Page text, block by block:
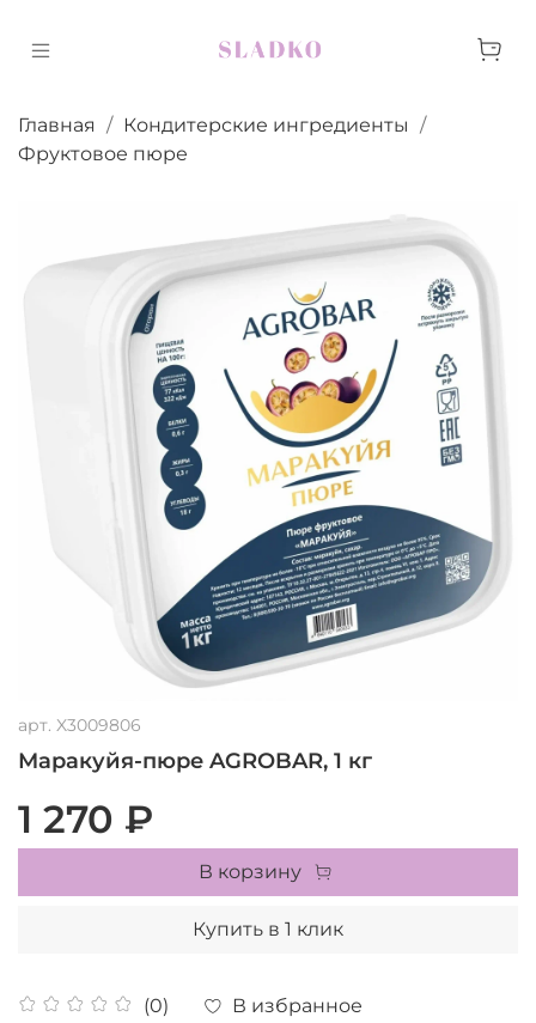
Главная
Кондитерские ингредиенты
Фруктовое пюре
арт. X3009806
Маракуйя-пюре AGROBAR, 1 кг
(0) В избранное
1 270 ₽
В корзину
Купить в 1 клик